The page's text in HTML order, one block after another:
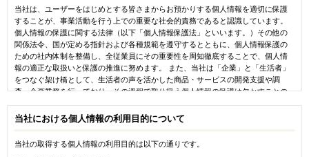
ます。
2. 当社は、利用登録希望者に以下の事由があると判断した場合、利用登録の申請
を承認しないことがあり、その理由については一切の開示義務を負わないもの
とします。
（1）利用登録の申請に際して虚偽の事項を届け出た場合。
（2）本規約に違反したことがある者からの申請である場合。
（3）未成年者、成年被後見人、被保佐人または被補助人のいずれかであり、
法定代理人、後見人、保佐人または補助人の同意等を得ていなかった場
合。
（4）反社会的勢力等（暴力団、暴力団員、右翼団体、反社会的勢力、その他
これに準ずる者を意味します。）である、または資金提供その他を通じて
会的勢力との何らかの交流もしくは関与を行っていると当社が判断した場
当社は、ユーザーをはじめとする皆さまからお預かりする個人情報を適切に保護
することが、事業活動を行う上での重要な社会的責務であると認識しています。
個人情報の保護に関する法律（以下「個人情報保護法」といいます。）その他の
関係法令、国が定める指針および各種規範を遵守するとともに、個人情報保護の
ための社内体制を整備し、全従業員にその重要性を周知徹底することで、個人情
報の適正な取扱いと保護の推進に努めます。 また、当社は「企業」と「生活者」
をつなぐ架け橋として、生活者の声を活かした商品・サービスの開発支援や調
査・企画業務を行っており、その過程で取り扱う個人情報の保護は欠かすことの
全かつ適切に取り扱われるよう、継続的な改善に取り組んでまいります。なお、
当社が提供する個別サービスにおいて、別途プライバシーポリシーを定めている
ーが優先して適用されます。
当社における個人情報の利用目的について
当社の取得する個人情報の利用目的は以下の通りです。